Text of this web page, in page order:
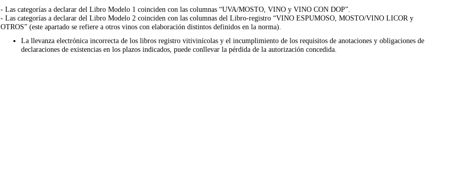
- Las categorías a declarar del Libro Modelo 1 coinciden con las columnas “UVA/MOSTO, VINO y VINO CON DOP”.
- Las categorías a declarar del Libro Modelo 2 coinciden con las columnas del Libro-registro “VINO ESPUMOSO, MOSTO/VINO LICOR y
OTROS” (este apartado se refiere a otros vinos con elaboración distintos definidos en la norma).
La llevanza electrónica incorrecta de los libros registro vitivinícolas y el incumplimiento de los requisitos de anotaciones y obligaciones de
declaraciones de existencias en los plazos indicados, puede conllevar la pérdida de la autorización concedida.